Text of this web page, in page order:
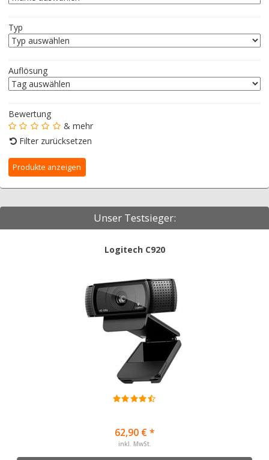
Typ
Auflösung
Bewertung
& mehr
Filter zurücksetzen
Unser Testsieger:
Logitech C920
62,90 € *
inkl. MwSt.